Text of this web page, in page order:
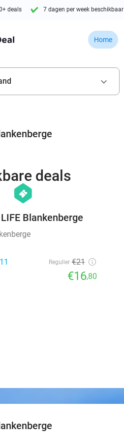
deals 7 dagen per week beschikbaar
Home
keyboard_arrow_down
deals
hexagon
events
Blankenberge
Regulier €21
€16,80